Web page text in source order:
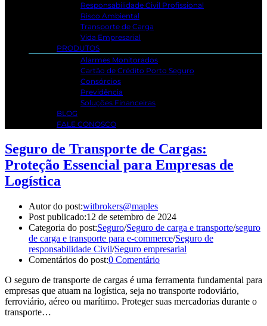
Responsabilidade Civil Profissional
Risco Ambiental
Transporte de Carga
Vida Empresarial
PRODUTOS
Alarmes Monitorados
Cartão de Crédito Porto Seguro
Consórcios
Previdência
Soluções Financeiras
BLOG
FALE CONOSCO
Seguro de Transporte de Cargas:
Proteção Essencial para Empresas de
Logística
Autor do post:witbrokers@maples
Post publicado:12 de setembro de 2024
Categoria do post:Seguro/Seguro de carga e transporte/seguro
de carga e transporte para e-commerce/Seguro de
responsabilidade Civil/Seguro empresarial
Comentários do post:0 Comentário
O seguro de transporte de cargas é uma ferramenta fundamental para
empresas que atuam na logística, seja no transporte rodoviário,
ferroviário, aéreo ou marítimo. Proteger suas mercadorias durante o
transporte…